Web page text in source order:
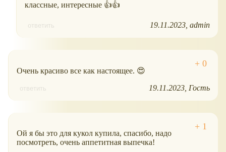
классные, интересные 👍👍
ответить 19.11.2023 admin
Очень красиво все как настоящее. 😍
ответить 19.11.2023 Гость
Ой я бы это для кукол купила, спасибо, надо
посмотреть, очень аппетитная выпечка!